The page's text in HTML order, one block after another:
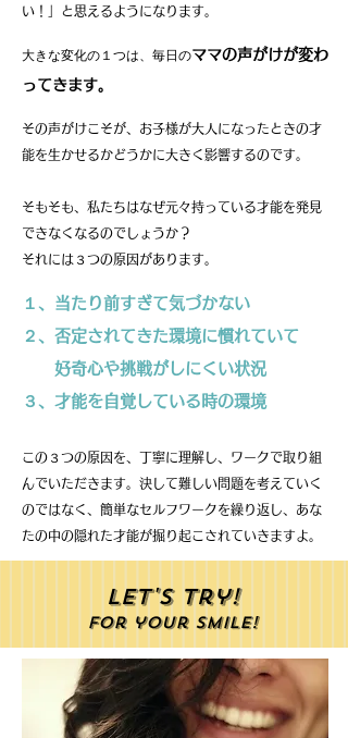
い！」 と思えるようになります。
​大きな変化の１つは、毎日のママの声がけが変わ
ってきます。
その声がけこそが、お子様が大人になったときの​才
能を生かせるかどうかに大きく影響するのです。
そもそも、私たちはなぜ元々持っている才能を発見
できなくなるのでしょうか？
それには３つの原因があります。
１、当たり前すぎて気づかない
２、否定されてきた環境に慣れていて
好奇心や挑戦がしにくい状況
３、才能を自覚している時の環境
​この３つの原因を、丁寧に理解し、ワークで取り組
んでいただきます。決して難しい問題を考えていく
のではなく、簡単なセルフワークを繰り返し、あな
たの中の隠れた才能が掘り起こされていきますよ。
Let's try!
for your smile!